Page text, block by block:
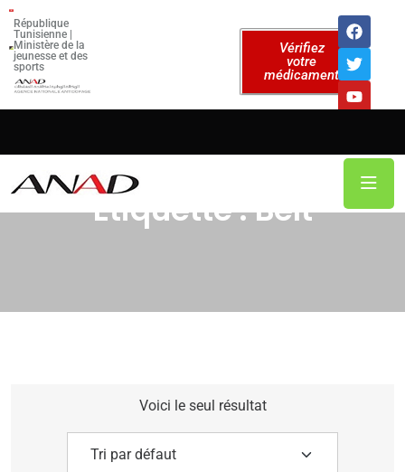
République
Tunisienne |
Ministère de la
jeunesse et des
sports
Vérifiez
votre
médicament
Étiquette :Belt
Voici le seul résultat